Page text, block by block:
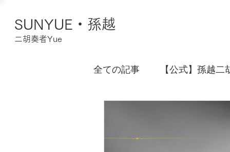
SUNYUE・孫越
二胡奏者Yue
全ての記事 【公式】孫越二